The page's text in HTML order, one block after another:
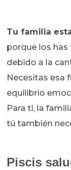
Tu familia
porque los
debido a la
Necesitas esa
equilibrio
Para ti, la
tú también
Piscis